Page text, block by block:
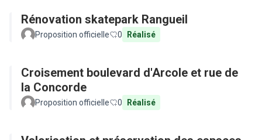
Rénovation skatepark Rangueil
Proposition officielle 0 Réalisé
Croisement boulevard d'Arcole et rue de
la Concorde
Proposition officielle 0 Réalisé